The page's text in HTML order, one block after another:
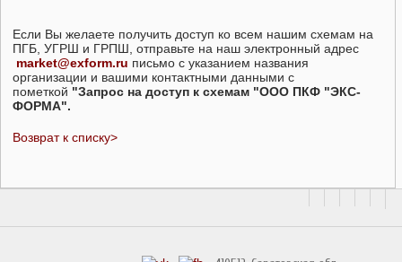
Если Вы желаете получить доступ ко всем нашим схемам на
ПГБ, УГРШ и ГРПШ, отправьте на наш электронный адрес
market@exform.ru письмо с указанием названия
организации и вашими контактными данными с
пометкой "Запрос на доступ к схемам "ООО ПКФ "ЭКС-
ФОРМА".
Возврат к списку>